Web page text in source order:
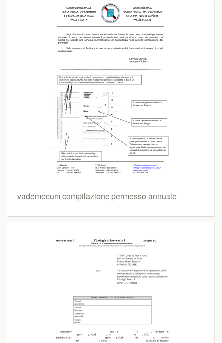
vademecum compilazione permesso annuale